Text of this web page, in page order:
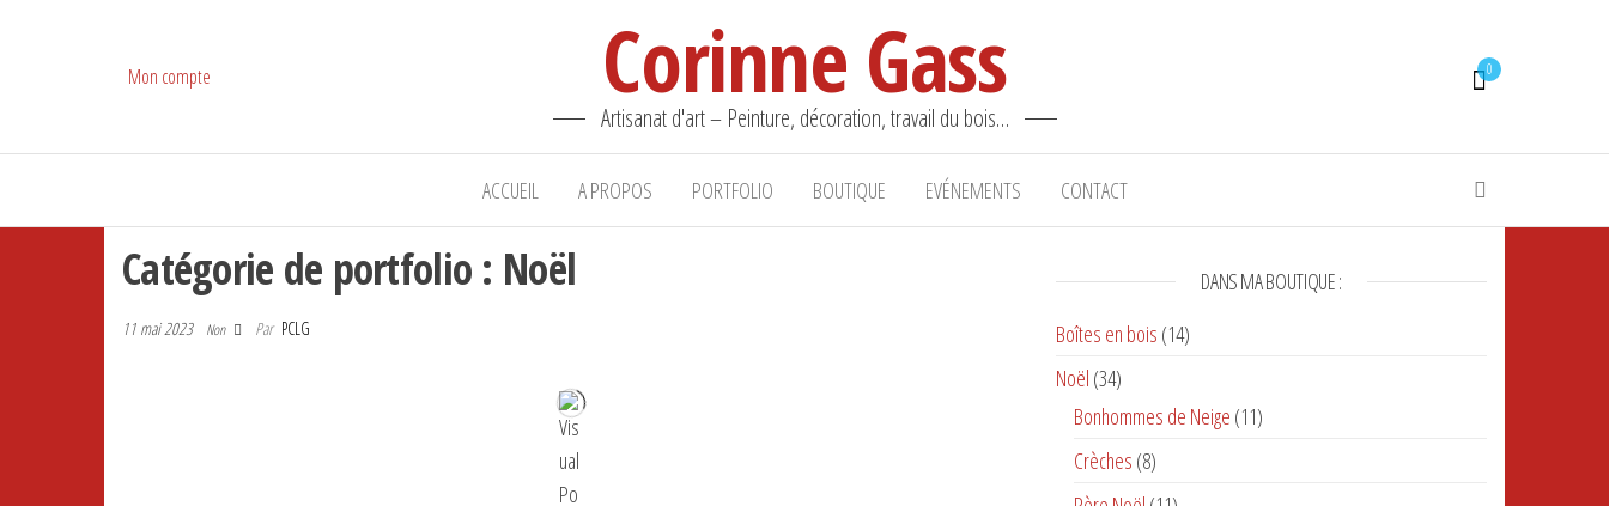
Corinne Gass
Artisanat d'art – Peinture, décoration, travail du bois…
0
Mon compte
ACCUEIL A PROPOS PORTFOLIO BOUTIQUE EVÉNEMENTS CONTACT
Catégorie de portfolio : Noël
11 mai 2023 Non Par PCLG
DANS MA BOUTIQUE :
Boîtes en bois (14)
Noël (34)
Bonhommes de Neige (11)
Crèches (8)